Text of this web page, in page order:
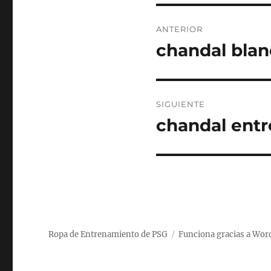
de
ANTERIOR
Entrada
chandal
SIGUIENTE
Entrada
chandal
Ropa de Entrenamiento de PSG Funciona gracias a